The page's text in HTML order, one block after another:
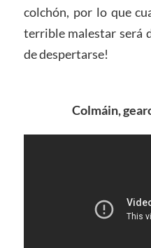
colchón, por lo que
terrible malestar será
de despertarse!
Colmáin,